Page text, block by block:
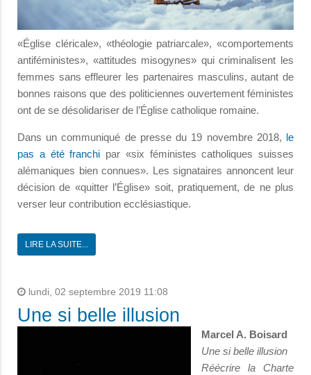
«Église cléricale», «théologie patriarcale», «comportements
antiféministes», «attitudes misogynes» qui criminalisent les
femmes sans effleurer les partenaires masculins, autant de
bonnes raisons que des politiciennes ouvertement féministes
ont de se désolidariser de l’Église catholique romaine.
Dans un communiqué de presse du 19 novembre 2018, le
pas a été franchi par «six féministes catholiques suisses
alémaniques bien connues». Les signataires annoncent leur
décision de «quitter l’Église» soit, pratiquement, de ne plus
verser leur contribution ecclésiastique.
LIRE LA SUITE...
lundi, 02 septembre 2019 11:08
Une si belle illusion
Marcel A. Boisard
Une si belle illusion
Réécrire la Charte